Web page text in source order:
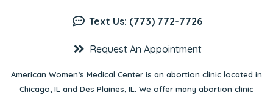
Text Us: (773) 772-7726
Request An Appointment
American Women’s Medical Center is an abortion clinic located in
Chicago, IL and Des Plaines, IL. We offer many abortion clinic